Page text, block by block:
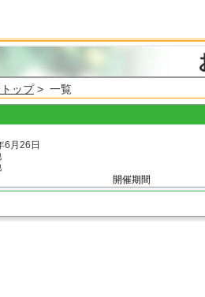
ップ> 一覧
6月26日
開催期間